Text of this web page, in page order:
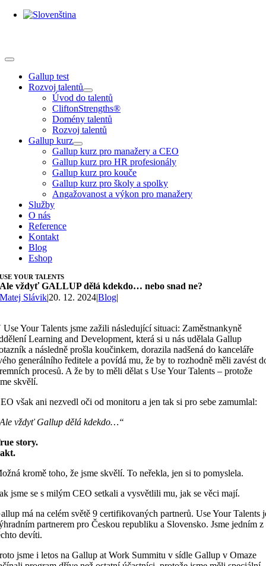
Skip
Toggle
NavigationGallup test
Rozvoj talentů
Úvod do talentů
CliftonStrengths®
Domény talentů
Rozvoj talentů
Gallup kurz
Gallup kurz pro manažery a CEO
Gallup kurz pro HR profesionály
Gallup kurz pro kouče
Gallup kurz pro školy a spolky
Angažovanost a výkon pro manažery
Služby
O nás
Reference
Kontakt
Blog
Eshop
USE YOUR TALENTS
Ale vždyť GALLUP dělá kdekdo… nebo snad ne?
Matej Slávik|20. 12. 2024|Blog|
Use Your Talents jsme zažili následující situaci: Zaměstnankyně
Learning and Development, která si u nás udělala Gallup
a následně prošla koučinkem, dorazila nadšená do kanceláře
generálního ředitele a povídá mu, že by to rozhodně měli zavést
procesů. A že by to měli dělat s Use Your Talents – protože
skvělí.
však ani nezvedl oči od monitoru a jen tak si pro sebe zamumlal:
vždyť Gallup dělá kdekdo…“
story.
kromě toho, že jsme skvělí. To neřekla, jen si to pomyslela.
jsme se s milým CEO setkali a vysvětlili mu, jak se věci mají.
má na celém světě 9 certifikovaných partnerů. Use Your Talents
partnerem pro Českou republiku a Slovensko. Jsme jedním z
devíti.
jsme i letos na Gallup at Work Summitu v sídle Gallup v Omaze